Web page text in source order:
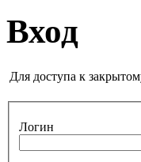
Вход
Для доступа к
Логин